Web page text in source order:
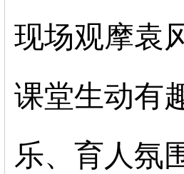
现场观摩袁
课堂生动有
乐、育人氛